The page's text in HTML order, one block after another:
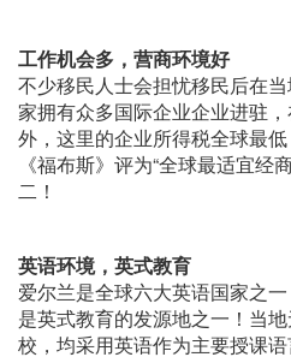
工作机会多，营商环境好
不少移民人士会担忧移民后在
家拥有众多国际企业企业进驻
外，这里的企业所得税全球最
《福布斯》评为“全球最适宜经
二！
英语环境，英式教育
爱尔兰是全球六大英语国家之
是英式教育的发源地之一！当
校，均采用英语作为主要授课